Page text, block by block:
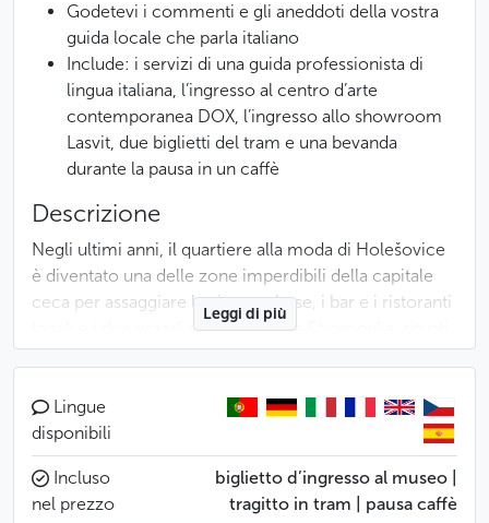
Godetevi i commenti e gli aneddoti della vostra
guida locale che parla italiano
Include: i servizi di una guida professionista di
lingua italiana, l’ingresso al centro d’arte
contemporanea DOX, l’ingresso allo showroom
Lasvit, due biglietti del tram e una bevanda
durante la pausa in un caffè
Descrizione
Negli ultimi anni, il quartiere alla moda di Holešovice
è diventato una delle zone imperdibili della capitale
ceca per assaggiare la vita praghese, i bar e i ristoranti
locali e i due grandi parchi, Letná e Stromovka, situati
in questo settimo distretto.
Accompagnati da una guida di lingua inglese,
scoprirete questo quartiere, la sua storia, la sua
architettura e soprattutto la sua atmosfera molto
particolare. Dopo aver visitato il centro d’arte
contemporanea della città, una passeggiata per le
Leggi di più
Lingue
disponibili
Incluso
nel prezzo
biglietto d’ingresso al museo |
tragitto in tram | pausa caffè